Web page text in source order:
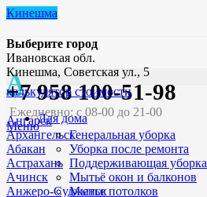
Кинешма
Выберите город
А
Ангарск
Архангельск
Абакан
Астрахань
Ачинск
Анжеро-Судженск
Ивановская обл.
Кинешма, Советская ул., 5
+7 958 100-51-98
Ежедневно: с 08-00 до 21-00
Меню
калькулятор стоимости
Для дома
Генеральная уборка
Уборка после ремонта
Поддерживающая уборка
Мытьё окон и балконов
Мытье потолков